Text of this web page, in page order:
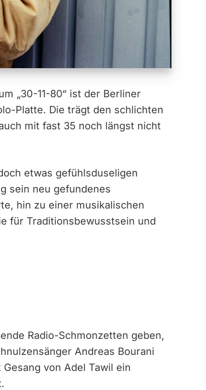
„30-11-80“ ist der Berliner
Platte. Die trägt den schlichten
mit fast 35 noch längst nicht
etwas gefühlsduseligen
sein neu gefundenes
hin zu einer musikalischen
für Traditionsbewusstsein und
Radio-Schmonzetten geben,
Andreas Bourani
von Adel Tawil ein